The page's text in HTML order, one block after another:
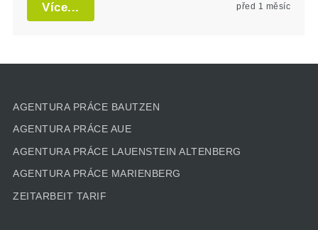
Více... před 1 měsíc
AGENTURA PRÁCE BAUTZEN
AGENTURA PRÁCE AUE
AGENTURA PRÁCE LAUENSTEIN ALTENBERG
AGENTURA PRÁCE MARIENBERG
ZEITARBEIT TARIF